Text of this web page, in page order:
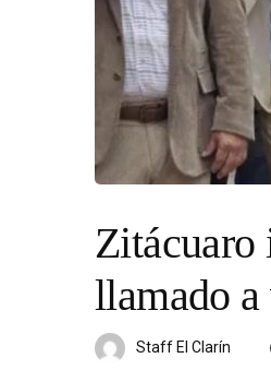
Zitácuaro
llamado
Staff El Clarín